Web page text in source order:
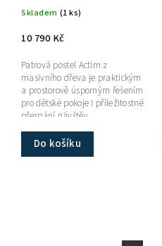
Skladem (1 ks)
10 790 Kč
Do košíku
Patrová postel Actim z
masivního dřeva je praktickým
a prostorově úsporným řešením
pro dětské pokoje i příležitostné
přespání návštěv.